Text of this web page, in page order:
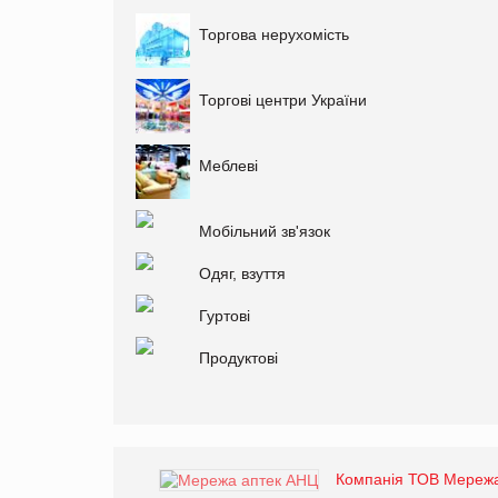
Торгова нерухомість
Торгові центри України
Меблеві
Мобільний зв'язок
Одяг, взуття
Гуртові
Продуктові
Компанія ТОВ